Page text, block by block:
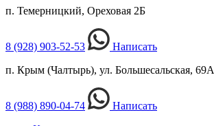
п. Темерницкий, Ореховая 2Б
8 (928) 903-52-53
Написать
п. Крым (Чалтырь), ул. Большесальская, 69А
8 (988) 890-04-74
Написать